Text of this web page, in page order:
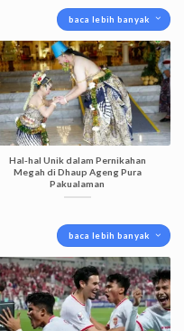
baca lebih banyak
Hal-hal Unik dalam Pernikahan
Megah di Dhaup Ageng Pura
Pakualaman
baca lebih banyak